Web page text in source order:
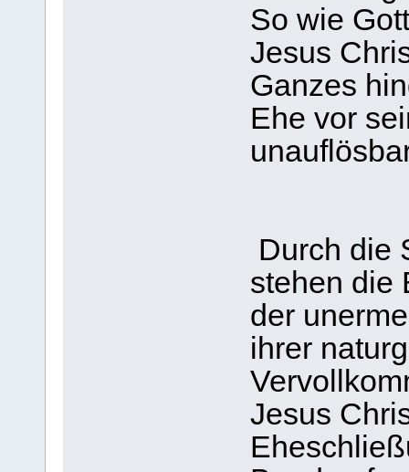
So wie
Jesus
Ganzes
Ehe vor
Durch die
stehen die
der
ihrer
Jesus